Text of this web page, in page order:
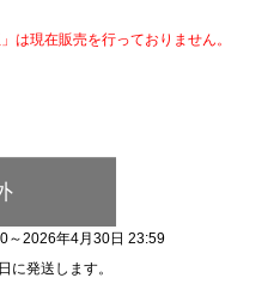
は現在販売を行っておりません。
～2026年4月30日 23:59
発送します。